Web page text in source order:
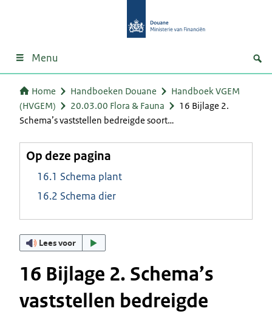
Menu
Home Handboeken Douane
Handboek VGEM
(HVGEM)
20.03.00 Flora & Fauna
16 Bijlage 2.
Schema’s vaststellen bedreigde soort…
Op deze pagina
16.1 Schema plant
16.2 Schema dier
Lees voor
16 Bijlage 2. Schema’s
vaststellen bedreigde